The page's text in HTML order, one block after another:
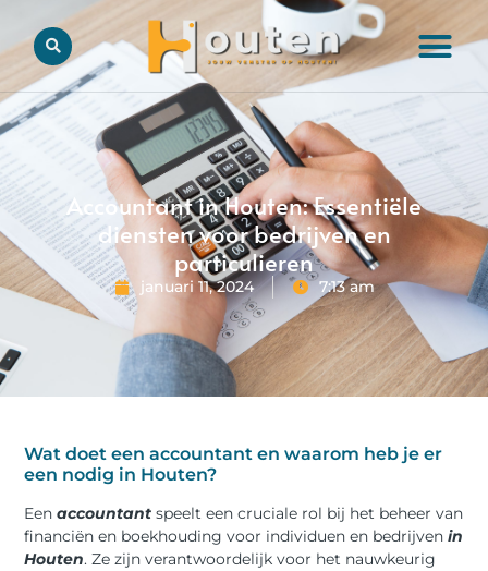
Accountant in Houten: Essentiële
diensten voor bedrijven en
particulieren
januari 11, 2024 7:13 am
Wat doet een accountant en waarom heb je er
een nodig in Houten?
Eenaccountant speelt een cruciale rol bij het beheer van
financiën en boekhouding voor individuen en bedrijvenin
Houten. Ze zijn verantwoordelijk voor het nauwkeurig